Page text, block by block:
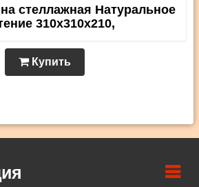
стеллажная Натуральное
310х310х210,
Купить